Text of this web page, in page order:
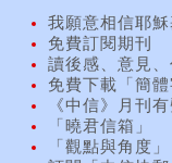
我願意相信耶穌
免費訂閱期刊
讀後感、意見
免費下載「簡體
《中信》月刊
「曉君信箱」
「觀點與角度」